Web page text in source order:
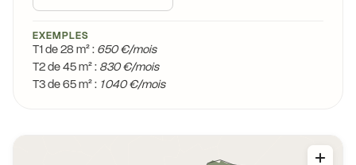
EXEMPLES
T1 de 28 m² : 650 €/mois
T2 de 45 m² : 830 €/mois
T3 de 65 m² : 1 040 €/mois